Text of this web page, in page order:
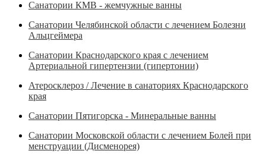
Санатории КМВ - жемчужные ванны
Санатории Челябинской области с лечением Болезни
Альцгеймера
Санатории Краснодарского края с лечением
Артериальной гипертензии (гипертонии)
Атеросклероз / Лечение в санаториях Краснодарского
края
Санатории Пятигорска - Минеральные ванны
Санатории Московской области с лечением Болей при
менструации (Дисменорея)